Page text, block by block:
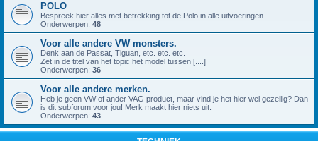
POLO
Bespreek hier alles met betrekking tot de Polo in alle uitvoeringen.
Onderwerpen: 48
Voor alle andere VW monsters.
Denk aan de Passat, Tiguan, etc. etc. etc.
Zet in de titel van het topic het model tussen [....]
Onderwerpen: 36
Voor alle andere merken.
Heb je geen VW of ander VAG product, maar vind je het hier wel gezellig? Dan
is dit subforum voor jou! Merk maakt hier niets uit.
Onderwerpen: 43